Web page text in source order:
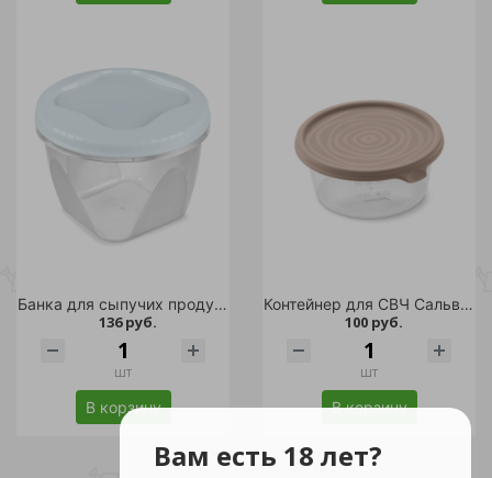
Вам есть 18 лет?
Банка для сыпучих продуктов Тондо 1,2л с завинчивающейся крышкой светло-голубая
136 руб.
шт
В корзину
Контейнер для СВЧ Сальваре 0,5л мокко /
100 руб.
шт
В корзину